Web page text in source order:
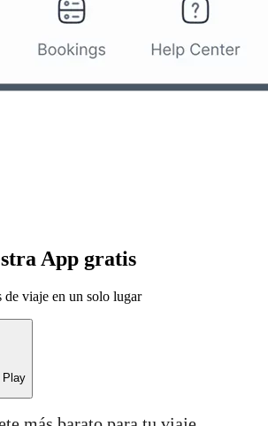
App gratis
de viaje en un solo lugar
Play